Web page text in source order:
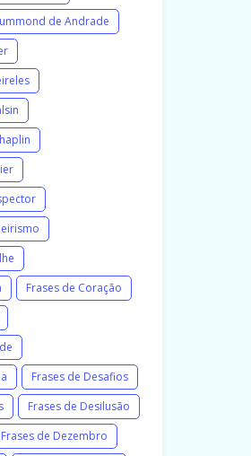
de Andrade
Frases de Coração
Frases de Desafios
Frases de Desilusão
Frases de Dezembro